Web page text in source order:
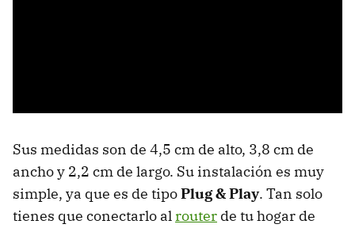
Sus medidas son de 4,5 cm de alto, 3,8 cm de
ancho y 2,2 cm de largo. Su instalación es muy
simple, ya que es de tipoPlug & Play. Tan solo
tienes que conectarlo alrouter de tu hogar de